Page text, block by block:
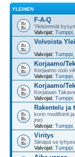
YLEINEN
F-A-Q
Yleisimmät
Valvojat: Tumppi
Volvoista
Valvojat: Tumppi
Korjaamo/
Korjaamo osio
Valvojat: Tumppi
Korjaamo/
Korjataan
Valvojat: Tumppi
Rakentelu ja
korin modifointi
jne)
Valvojat: Tumppi
Viritys
Siinäpä se
Valvojat: Tumppi